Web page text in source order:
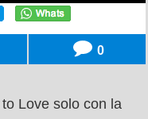
0
Love solo con la